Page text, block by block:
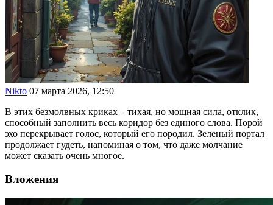
Nikto 07 марта 2026, 12:50
В этих безмолвных криках – тихая, но мощная сила, отклик,
способный заполнить весь коридор без единого слова. Порой
эхо перекрывает голос, который его породил. Зеленый портал
продолжает гудеть, напоминая о том, что даже молчание
может сказать очень многое.
Вложения